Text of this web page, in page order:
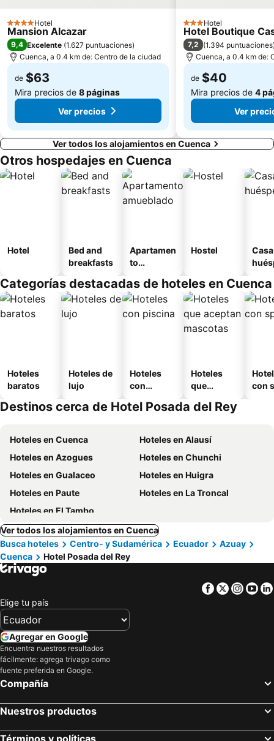
4 Estrellas
Hotel
Mansion Alcazar
9,4 Excelente (1.627 puntuaciones)
Cuenca, a 0.4 km de: Centro de la ciudad
de $63
Mira precios de 8 páginas
Ver precios
3 Estrellas
Hotel
Hotel Boutique
7,2 (1.394 puntuaciones
Cuenca, a 0.4 km de:
de $40
Mira precios de 4
Ver
Ver todos los alojamientos en Cuenca
Otros hospedajes en Cuenca
Hotel
Bed and
breakfasts
Apartamen
to
o
Hostel
Categorías destacadas de hoteles en Cuenca
Hoteles
baratos
Hoteles de
lujo
Hoteles
con
Hoteles
que
mascotas
con
Destinos cerca de Hotel Posada del Rey
Hoteles en Cuenca
Hoteles en Alausí
Hoteles en Azogues
Hoteles en Chunchi
Hoteles en Gualaceo
Hoteles en Huigra
Hoteles en Paute
Hoteles en La Troncal
Hoteles en El Tambo
Ver todos los alojamientos en Cuenca
Busca hoteles
Centro- y Sudamérica Ecuador
Azuay
Cuenca
Hotel Posada del Rey
Facebook
Twitter
Elige tu país
Agregar en Google
Encuentra nuestros resultados
fácilmente: agrega trivago como
fuente preferida en Google.
Compañía
Nuestros productos
Términos y políticas